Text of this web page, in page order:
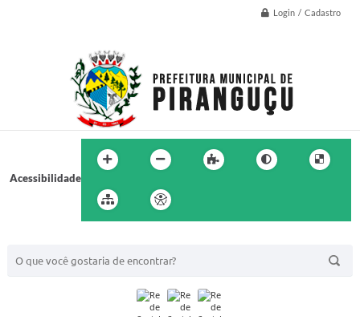
Login / Cadastro
Acessibilidade